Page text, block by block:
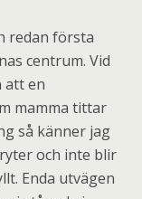
redan första
centrum. Vid
att en
mamma tittar
så känner jag
och inte blir
Enda utvägen